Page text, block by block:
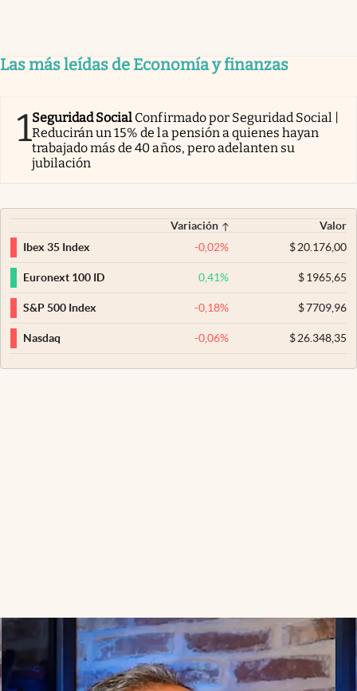
Las más leídas de Economía y finanzas
1Seguridad Social Confirmado por Seguridad Social |
Reducirán un 15% de la pensión a quienes hayan
trabajado más de 40 años, pero adelanten su
jubilación
Variación
Valor
Ibex 35 Index
-0,02% $20.176,00
Euronext 100 ID 0,41% $1965,65
S&P 500 Index -0,18% $7709,96
Nasdaq -0,06% $26.348,35